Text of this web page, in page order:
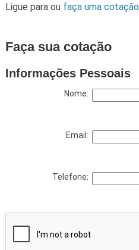
Ligue para ou faça uma cotação
Faça sua cotação
Informações Pessoais
Nome:
Email:
Telefone: